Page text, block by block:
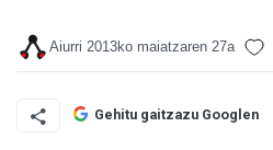
Aiurri 2013ko maiatzaren 27a
Gehitu gaitzazu Googlen